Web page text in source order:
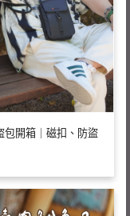
包開箱｜磁扣、防盜